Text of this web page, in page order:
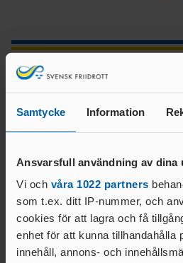
Samtycke Information
Ansvarsfull användning av dina
Vi och våra 1022 partners
som t.ex. ditt IP-nummer, och
cookies för att lagra och få
enhet för att kunna tillhandahålla
innehåll, annons- och
INKLUDERANDE
FRIIDROTT
TRYGG
FRIIDROTT
FRISK
FRIIDROTT
FRIIDROTTENS SPELREGLER -
UPPFÖRANDEKOD
SÄKERHETSBESIKTNING
BÄSTA SM-
FÖRENING
LAG-
SM
FRIIDROTTSCUPEN
LAG-
USM
PRIVATPRENUMERATI
ON
NG
AREN
A
LÅNGLOP
P
Text:
Relaterade